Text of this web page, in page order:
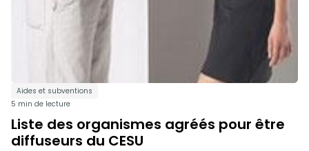
Aides et subventions
5 min de lecture
Liste des organismes agréés pour être
diffuseurs du CESU